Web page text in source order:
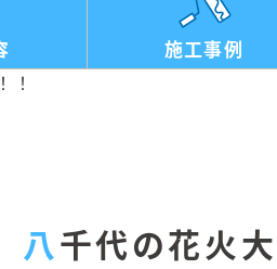
施工事例
！
八千代の花火